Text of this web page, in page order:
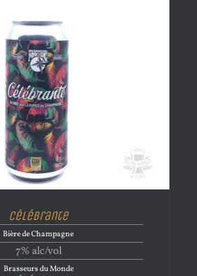
Célébrante
Bière de Champagne
7% alc/vol
Brasseurs du Monde